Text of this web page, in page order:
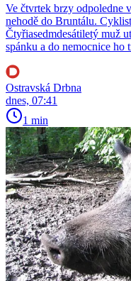
Ve čtvrtek brzy odpoledne
nehodě do Bruntálu.
Čtyřiasedmdesátiletý muž
spánku a do nemocnice ho
Ostravská Drbna
dnes, 07:41
1 min